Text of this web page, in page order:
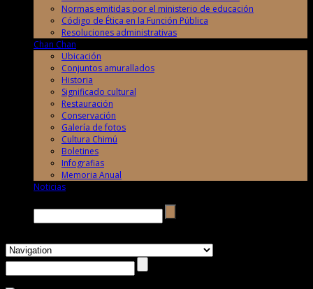
Normas emitidas por el ministerio de educación
Código de Ética en la Función Pública
Resoluciones administrativas
Chan Chan
Ubicación
Conjuntos amurallados
Historia
Significado cultural
Restauración
Conservación
Galería de fotos
Cultura Chimú
Boletines
Infografias
Memoria Anual
Noticias